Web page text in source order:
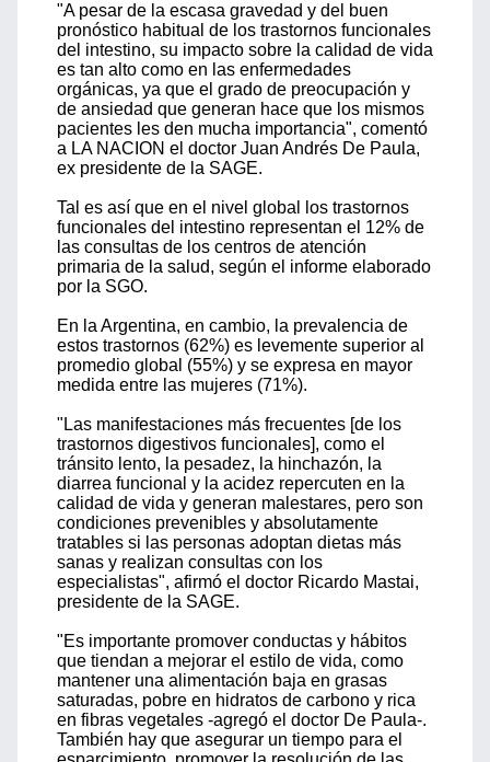
"A pesar de la escasa gravedad y del buen
pronóstico habitual de los trastornos funcionales
del intestino, su impacto sobre la calidad de vida
es tan alto como en las enfermedades
orgánicas, ya que el grado de preocupación y
de ansiedad que generan hace que los mismos
pacientes les den mucha importancia", comentó
a LA NACION el doctor Juan Andrés De Paula,
ex presidente de la SAGE.
Tal es así que en el nivel global los trastornos
funcionales del intestino representan el 12% de
las consultas de los centros de atención
primaria de la salud, según el informe elaborado
por la SGO.
En la Argentina, en cambio, la prevalencia de
estos trastornos (62%) es levemente superior al
promedio global (55%) y se expresa en mayor
medida entre las mujeres (71%).
"Las manifestaciones más frecuentes [de los
trastornos digestivos funcionales], como el
tránsito lento, la pesadez, la hinchazón, la
diarrea funcional y la acidez repercuten en la
calidad de vida y generan malestares, pero son
condiciones prevenibles y absolutamente
tratables si las personas adoptan dietas más
sanas y realizan consultas con los
especialistas", afirmó el doctor Ricardo Mastai,
presidente de la SAGE.
"Es importante promover conductas y hábitos
que tiendan a mejorar el estilo de vida, como
mantener una alimentación baja en grasas
saturadas, pobre en hidratos de carbono y rica
en fibras vegetales -agregó el doctor De Paula-.
También hay que asegurar un tiempo para el